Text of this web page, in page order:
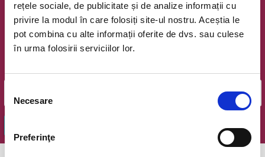
rețele sociale, de publicitate și de analize informații cu
privire la modul în care folosiți site-ul nostru. Aceștia le
pot combina cu alte informații oferite de dvs. sau culese
în urma folosirii serviciilor lor.
consimțământului
Necesare
Preferinţe
Newsletter @ Bilete.ro
Oferte exclusive si o editie saptamanala cu cele mai noi
evenimente.